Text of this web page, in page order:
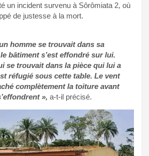
un incident survenu à Sôrômiata 2, où
de justesse à la mort.
homme se trouvait dans sa
bâtiment s’est effondré sur lui.
se trouvait dans la pièce qui lui a
réfugié sous cette table. Le vent
complètement la toiture avant
», a-t-il précisé.